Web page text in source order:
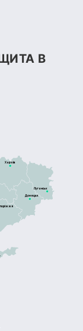
В
Харків
Донецьк
Луганськ